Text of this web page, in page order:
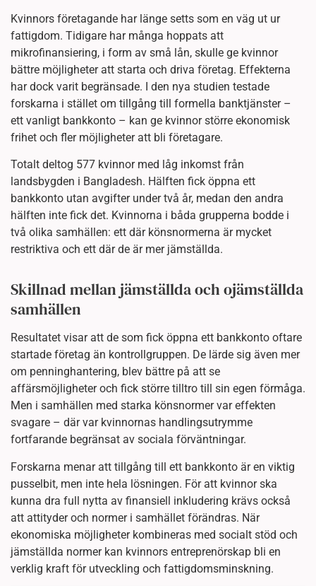
Kvinnors företagande har länge setts som en väg ut ur
fattigdom. Tidigare har många hoppats att
mikrofinansiering, i form av små lån, skulle ge kvinnor
bättre möjligheter att starta och driva företag. Effekterna
har dock varit begränsade. I den nya studien testade
forskarna i stället om tillgång till formella banktjänster –
ett vanligt bankkonto – kan ge kvinnor större ekonomisk
frihet och fler möjligheter att bli företagare.
Totalt deltog 577 kvinnor med låg inkomst från
landsbygden i Bangladesh. Hälften fick öppna ett
bankkonto utan avgifter under två år, medan den andra
hälften inte fick det. Kvinnorna i båda grupperna bodde i
två olika samhällen: ett där könsnormerna är mycket
restriktiva och ett där de är mer jämställda.
Skillnad mellan jämställda och ojämställda
samhällen
Resultatet visar att de som fick öppna ett bankkonto oftare
startade företag än kontrollgruppen. De lärde sig även mer
om penninghantering, blev bättre på att se
affärsmöjligheter och fick större tilltro till sin egen förmåga.
Men i samhällen med starka könsnormer var effekten
svagare – där var kvinnornas handlingsutrymme
fortfarande begränsat av sociala förväntningar.
Forskarna menar att tillgång till ett bankkonto är en viktig
pusselbit, men inte hela lösningen. För att kvinnor ska
kunna dra full nytta av finansiell inkludering krävs också
att attityder och normer i samhället förändras. När
ekonomiska möjligheter kombineras med socialt stöd och
jämställda normer kan kvinnors entreprenörskap bli en
verklig kraft för utveckling och fattigdomsminskning.